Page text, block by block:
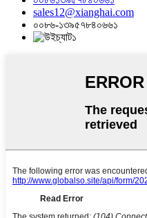
sales12@xianghai.com
০০৮৬-১৩৯৫৭৮৪০৬৬১